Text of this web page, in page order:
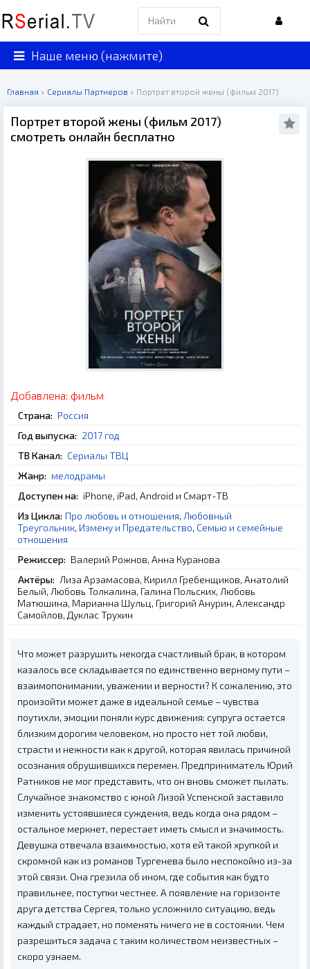
Наше меню (нажмите)
Главная » Сериалы Партнеров » Портрет второй жены (фильм 2017)
Портрет второй жены (фильм 2017)
смотреть онлайн бесплатно
Добавлена: фильм
Страна: Россия
Год выпуска: 2017 год
ТВ Канал: Сериалы ТВЦ
Жанр: мелодрамы
Доступен на: iPhone, iPad, Android и Смарт-ТВ
Из Цикла: Про любовь и отношения, Любовный
Треугольник, Измену и Предательство, Семью и семейные
отношения
Режиссер: Валерий Рожнов, Анна Куранова
Актёры: Лиза Арзамасова, Кирилл Гребенщиков, Анатолий
Белый, Любовь Толкалина, Галина Польских, Любовь
Матюшина, Марианна Шульц, Григорий Анурин, Александр
Самойлов, Дуклас Трухин
Что может разрушить некогда счастливый брак, в котором
казалось все складывается по единственно верному пути –
взаимопонимании, уважении и верности? К сожалению, это
произойти может даже в идеальной семье – чувства
поутихли, эмоции поняли курс движения: супруга остается
близким дорогим человеком, но просто нет той любви,
страсти и нежности как к другой, которая явилась причиной
осознания обрушившихся перемен. Предприниматель Юрий
Ратников не мог представить, что он вновь сможет пылать.
Случайное знакомство с юной Лизой Успенской заставило
изменить устоявшиеся суждения, ведь когда она рядом –
остальное меркнет, перестает иметь смысл и значимость.
Девушка отвечала взаимностью, хотя ей такой хрупкой и
скромной как из романов Тургенева было неспокойно из-за
этой связи. Она грезила об ином, где события как будто
правильнее, поступки честнее. А появление на горизонте
друга детства Сергея, только усложнило ситуацию, ведь
каждый страдает, но поменять ничего не в состоянии. Чем
разрешиться задача с таким количеством неизвестных –
скоро узнаем.